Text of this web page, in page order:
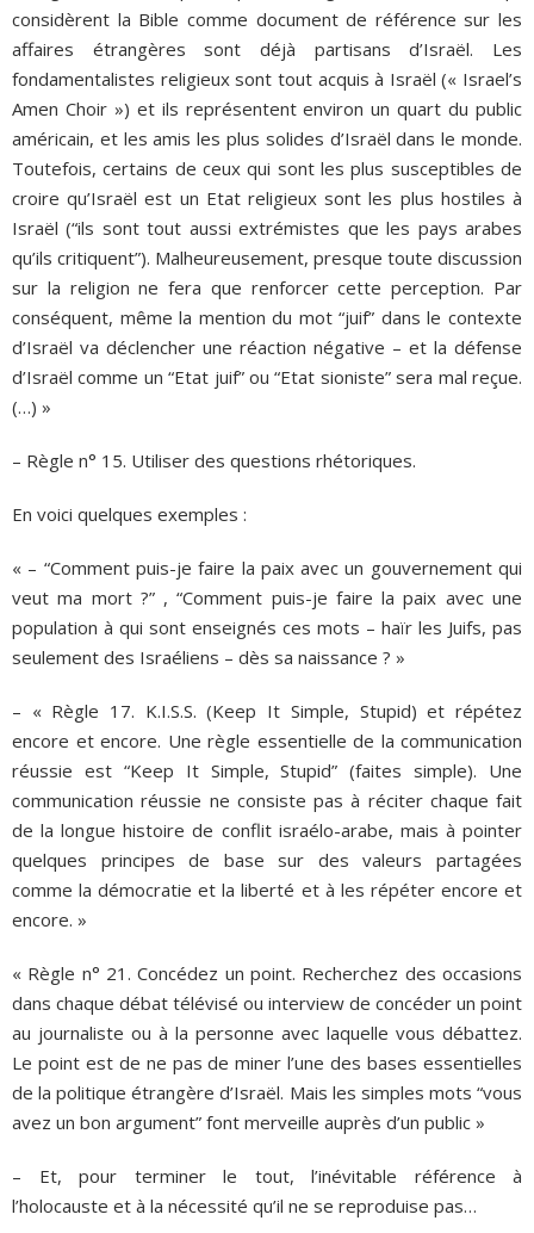
considèrent la Bible comme document de référence sur les
affaires étrangères sont déjà partisans d’Israël. Les
fondamentalistes religieux sont tout acquis à Israël (« Israel’s
Amen Choir ») et ils représentent environ un quart du public
américain, et les amis les plus solides d’Israël dans le monde.
Toutefois, certains de ceux qui sont les plus susceptibles de
croire qu’Israël est un Etat religieux sont les plus hostiles à
Israël (“ils sont tout aussi extrémistes que les pays arabes
qu’ils critiquent”). Malheureusement, presque toute discussion
sur la religion ne fera que renforcer cette perception. Par
conséquent, même la mention du mot “juif” dans le contexte
d’Israël va déclencher une réaction négative – et la défense
d’Israël comme un “Etat juif” ou “Etat sioniste” sera mal reçue.
(…) »
– Règle n° 15. Utiliser des questions rhétoriques.
En voici quelques exemples :
« – “Comment puis-je faire la paix avec un gouvernement qui
veut ma mort ?” , “Comment puis-je faire la paix avec une
population à qui sont enseignés ces mots – haïr les Juifs, pas
seulement des Israéliens – dès sa naissance ? »
– « Règle 17. K.I.S.S. (Keep It Simple, Stupid) et répétez
encore et encore. Une règle essentielle de la communication
réussie est “Keep It Simple, Stupid” (faites simple). Une
communication réussie ne consiste pas à réciter chaque fait
de la longue histoire de conflit israélo-arabe, mais à pointer
quelques principes de base sur des valeurs partagées
comme la démocratie et la liberté et à les répéter encore et
encore. »
« Règle n° 21. Concédez un point. Recherchez des occasions
dans chaque débat télévisé ou interview de concéder un point
au journaliste ou à la personne avec laquelle vous débattez.
Le point est de ne pas de miner l’une des bases essentielles
de la politique étrangère d’Israël. Mais les simples mots “vous
avez un bon argument” font merveille auprès d’un public »
– Et, pour terminer le tout, l’inévitable référence à
l’holocauste et à la nécessité qu’il ne se reproduise pas…